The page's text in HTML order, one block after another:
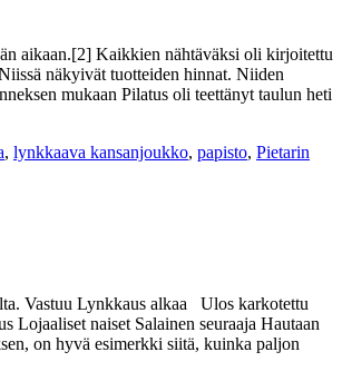
aikaan.[2] Kaikkien nähtäväksi oli kirjoitettu
näkyivät tuotteiden hinnat. Niiden
mukaan Pilatus oli teettänyt taulun heti
, lynkkaava kansanjoukko, papisto, Pietarin
Vastuu Lynkkaus alkaa Ulos karkotettu
Lojaaliset naiset Salainen seuraaja Hautaan
on hyvä esimerkki siitä, kuinka paljon